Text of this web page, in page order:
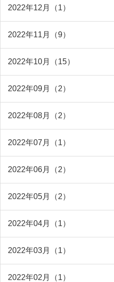
2022年12月（1）
2022年11月（9）
2022年10月（15）
2022年09月（2）
2022年08月（2）
2022年07月（1）
2022年06月（2）
2022年05月（2）
2022年04月（1）
2022年03月（1）
2022年02月（1）